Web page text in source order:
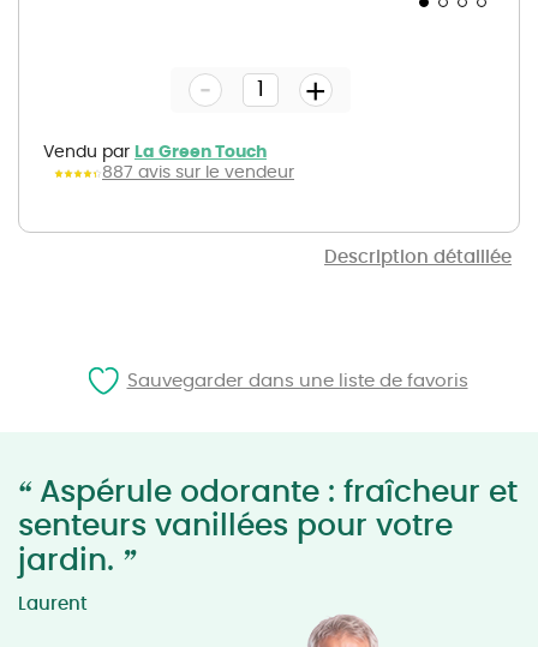
Description détaillée
gallery
Vendu par La Green Touch
887 avis sur le vendeur
- +
“ Aspérule odorante : fraîcheur et
senteurs vanillées pour votre
jardin. ”
Laurent
Sauvegarder dans une liste de favoris